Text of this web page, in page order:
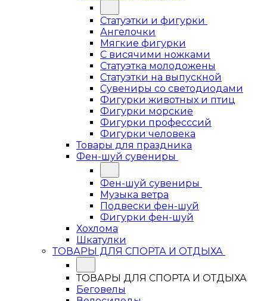
Статуэтки и фигурки
Ангелочки
Мягкие фигурки
С висячими ножками
Статуэтка молодожены
Статуэтки на выпускной
Сувениры со светодиодами
Фигурки животных и птиц
Фигурки морские
Фигурки професссий
Фигурки человека
Товары для праздника
Фен-шуй сувениры
Фен-шуй сувениры
Музыка ветра
Подвески фен-шуй
Фигурки фен-шуй
Хохлома
Шкатулки
ТОВАРЫ ДЛЯ СПОРТА И ОТДЫХА
ТОВАРЫ ДЛЯ СПОРТА И ОТДЫХА
Беговелы